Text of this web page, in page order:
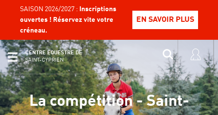
SAISON 2026/2027 :
Inscriptions
ouvertes ! Réservez vite votre
créneau.
EN SAVOIR PLUS
CENTRE ÉQUESTRE DE
SAINT-CYPRIEN
La compétition - Saint-